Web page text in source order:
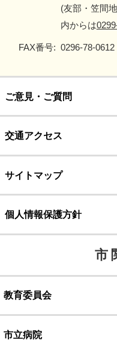
(友部・笠間
内からは
FAX番号: 0296-78-0612
ご意見・ご質問
交通アクセス
サイトマップ
個人情報保護方針
市
教育委員会
市立病院